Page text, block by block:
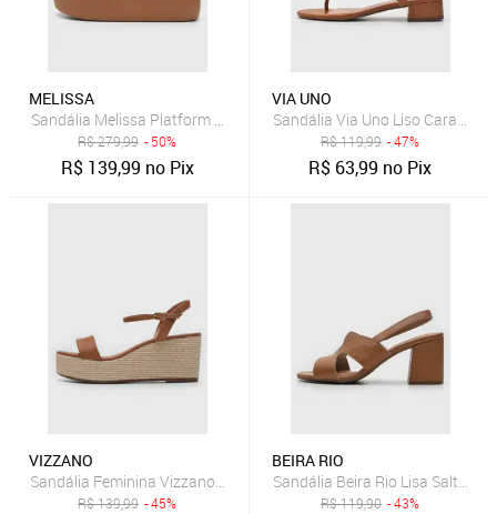
MELISSA
Sandália Melissa Platform Thong Ad Caramelo
R$279,99 - 50%
R$ 139,99 no Pix
VIA UNO
Sandália Via Uno Liso Caramelo
R$119,99 - 47%
R$ 63,99 no Pix
VIZZANO
Sandália Feminina Vizzano Salto Anabela Texturizado Caramelo
R$139,99 - 45%
BEIRA RIO
Sandália Beira Rio Lisa Salto
R$119,90 - 43%